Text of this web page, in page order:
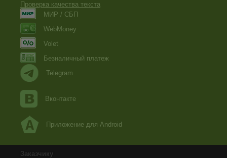
Проверка качества текста
МИР / СБП
WebMoney
Volet
Безналичный платеж
Telegram
Вконтакте
Приложение для Android
Заказчику